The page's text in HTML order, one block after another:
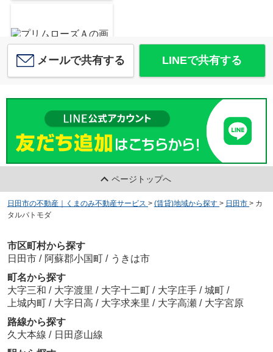
ミニストップ 日田光岡店
約381m／5分
コープ新治店
約657m／9分
無法松日田店
約593m／8分
5.1万円 / 2DK
アウローラハイツ
3.8万円 / 1K
エスペランス5
メールで共有する LINEで共有する
ページトップへ
日田市の不動産｜くまのみ不動産サービス > (賃貸)地域から探す > 日田市 > カ
タルパトモダ
市区町村から探す
日田市 / 阿蘇郡小国町 / うきは市
町名から探す
大字三和 / 大字渡里 / 大字十二町 / 大字庄手 / 城町 /
上城内町 / 大字日高 / 大字求来里 / 大字高瀬 / 大字宮原
路線から探す
久大本線 / 日田彦山線